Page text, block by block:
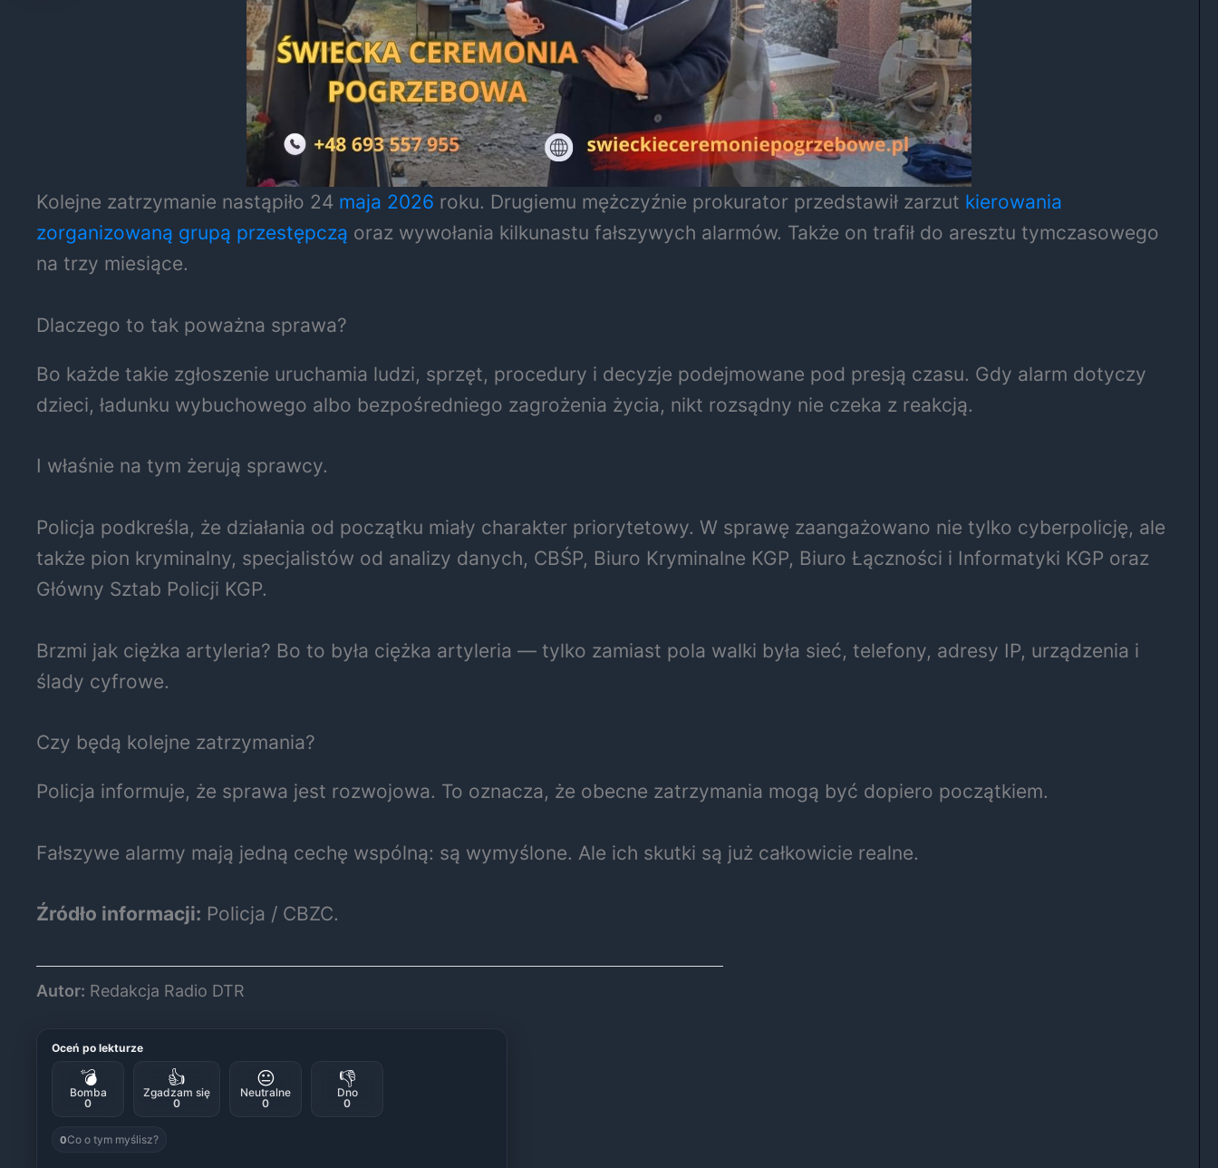
Kolejne zatrzymanie nastąpiło 24 maja 2026 roku. Drugiemu mężczyźnie prokurator przedstawił zarzut kierowania
zorganizowaną grupą przestępczą oraz wywołania kilkunastu fałszywych alarmów. Także on trafił do aresztu tymczasowego
na trzy miesiące.
Dlaczego to tak poważna sprawa?
Bo każde takie zgłoszenie uruchamia ludzi, sprzęt, procedury i decyzje podejmowane pod presją czasu. Gdy alarm dotyczy
dzieci, ładunku wybuchowego albo bezpośredniego zagrożenia życia, nikt rozsądny nie czeka z reakcją.
I właśnie na tym żerują sprawcy.
Policja podkreśla, że działania od początku miały charakter priorytetowy. W sprawę zaangażowano nie tylko cyberpolicję, ale
także pion kryminalny, specjalistów od analizy danych, CBŚP, Biuro Kryminalne KGP, Biuro Łączności i Informatyki KGP oraz
Główny Sztab Policji KGP.
Brzmi jak ciężka artyleria? Bo to była ciężka artyleria — tylko zamiast pola walki była sieć, telefony, adresy IP, urządzenia i
ślady cyfrowe.
Czy będą kolejne zatrzymania?
Policja informuje, że sprawa jest rozwojowa. To oznacza, że obecne zatrzymania mogą być dopiero początkiem.
Fałszywe alarmy mają jedną cechę wspólną: są wymyślone. Ale ich skutki są już całkowicie realne.
Źródło informacji: Policja / CBZC.
Autor: Redakcja Radio DTR
Oceń po lekturze
💣
Bomba
0
👍
Zgadzam się
0
😐
Neutralne
0
👎
Dno
0
0Co o tym myślisz?